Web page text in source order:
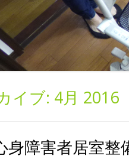
イブ: 4月 2016
身障害者居室整